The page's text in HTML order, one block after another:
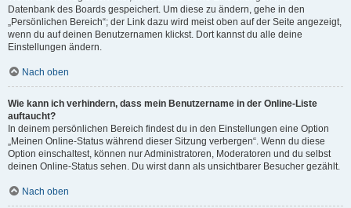
Datenbank des Boards gespeichert. Um diese zu ändern, gehe in den
„Persönlichen Bereich“; der Link dazu wird meist oben auf der Seite angezeigt,
wenn du auf deinen Benutzernamen klickst. Dort kannst du alle deine
Einstellungen ändern.
Nach oben
Wie kann ich verhindern, dass mein Benutzername in der Online-Liste
auftaucht?
In deinem persönlichen Bereich findest du in den Einstellungen eine Option
„Meinen Online-Status während dieser Sitzung verbergen“. Wenn du diese
Option einschaltest, können nur Administratoren, Moderatoren und du selbst
deinen Online-Status sehen. Du wirst dann als unsichtbarer Besucher gezählt.
Nach oben